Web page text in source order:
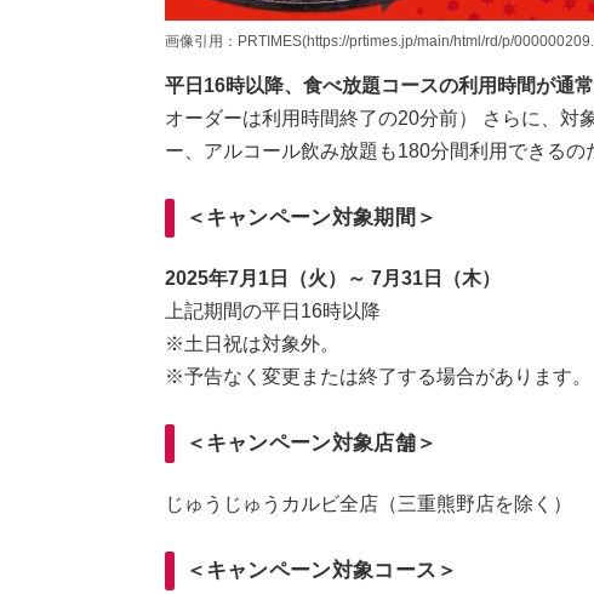
画像引用：PRTIMES(https://prtimes.jp/main/html/rd/p/
平日16時以降、食べ放題コースの利用時間が通
オーダーは利用時間終了の20分前） さらに、対
ー、アルコール飲み放題も180分間利用できるの
＜キャンペーン対象期間＞
2025年7月1日（火）～ 7月31日（木）
上記期間の平日16時以降
※土日祝は対象外。
※予告なく変更または終了する場合があります。
＜キャンペーン対象店舗＞
じゅうじゅうカルビ全店（三重熊野店を除く）
＜キャンペーン対象コース＞